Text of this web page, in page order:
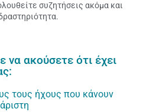
συζητήσεις ακόμα και
να ακούσετε ότι έχει
τους ήχους που κάνουν